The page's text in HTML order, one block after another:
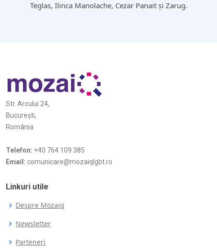
Teglas, Ilinca Manolache, Cezar Panait și Zarug.
Str. Arcului 24,
București,
România
Telefon: +40 764 109 385
Email: comunicare@mozaiqlgbt.ro
Linkuri utile
Despre Mozaiq
Newsletter
Parteneri